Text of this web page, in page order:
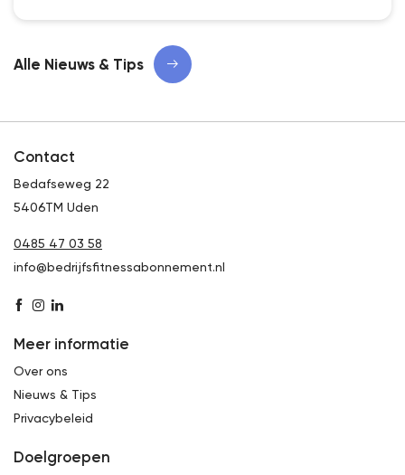
Alle Nieuws & Tips
Contact
Bedafseweg 22
5406TM Uden
0485 47 03 58
info@bedrijfsfitnessabonnement.nl
Meer informatie
Over ons
Nieuws & Tips
Privacybeleid
Doelgroepen